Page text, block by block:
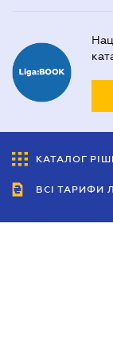
КАТАЛОГ
ВСІ ТАРИФИ